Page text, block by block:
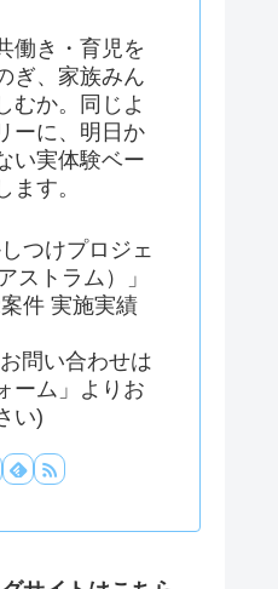
働き・育児を
ぎ、家族みん
むか。同じよ
ーに、明日か
い実体験ベー
ます。
つけプロジェ
ストラム）」
件 実施実績
問い合わせは
ーム」よりお
い)